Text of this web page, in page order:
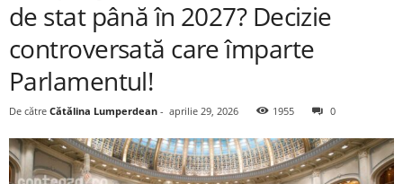
de stat până în 2027? Decizie
controversată care împarte
Parlamentul!
De către Cătălina Lumperdean - aprilie 29, 2026 1955 0